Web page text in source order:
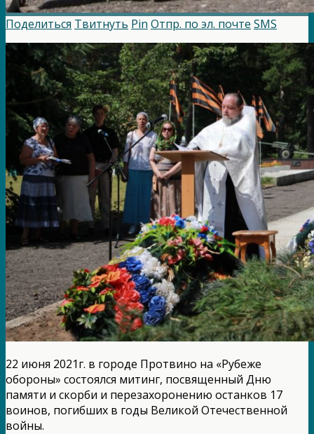
Поделиться Твитнуть Pin Отпр. по эл. почте SMS
22 июня 2021г. в городе Протвино на «Рубеже
обороны» состоялся митинг, посвященный Дню
памяти и скорби и перезахоронению останков 17
воинов, погибших в годы Великой Отечественной
войны.